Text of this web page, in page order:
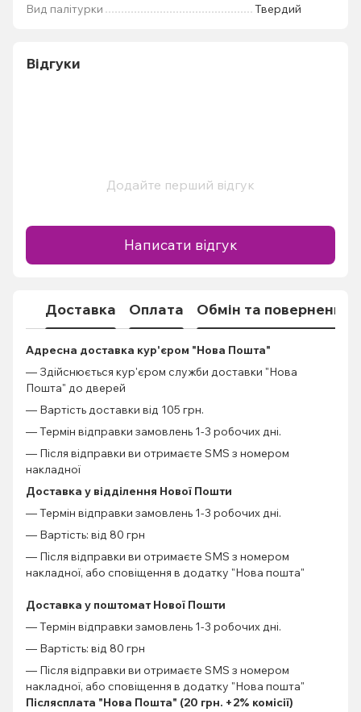
Вид палітурки Твердий
Відгуки
Додайте перший відгук
Написати відгук
Доставка Оплата Обмін та повернення
Адресна доставка кур'єром "Нова Пошта"
— Здійснюється кур'єром служби доставки "Нова
Пошта" до дверей
— Вартість доставки від 105 грн.
— Термін відправки замовлень 1-3 робочих дні.
— Після відправки ви отримаєте SMS з номером
накладної
Доставка у відділення Нової Пошти
— Термін відправки замовлень 1-3 робочих дні.
— Вартість: від 80 грн
— Після відправки ви отримаєте SMS з номером
накладної, або сповіщення в додатку "Нова пошта"
Доставка у поштомат Нової Пошти
— Термін відправки замовлень 1-3 робочих дні.
— Вартість: від 80 грн
— Після відправки ви отримаєте SMS з номером
накладної, або сповіщення в додатку "Нова пошта"
Післясплата "Нова Пошта" (20 грн. +2% комісії)